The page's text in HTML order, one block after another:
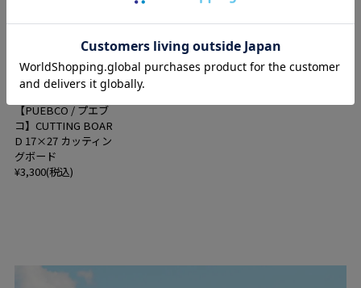
【PUEBCO / プエブ
コ】CUTTING BOAR
D 17×27 カッティン
グボード
¥3,300(税込)